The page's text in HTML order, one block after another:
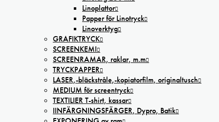
Linoplattor
Papper för Linotryck
Linoverktyg
GRAFIKTRYCK
SCREENKEMI
SCREENRAMAR, raklar, m.m
TRYCKPAPPER
LASER,-bläckstråle,-kopiatorfilm, oríginaltusch
MEDIUM för screentryck
TEXTILIER T-shirt, kassar
IINFÄRGNINGSFÄRGER, Dypro, Batik